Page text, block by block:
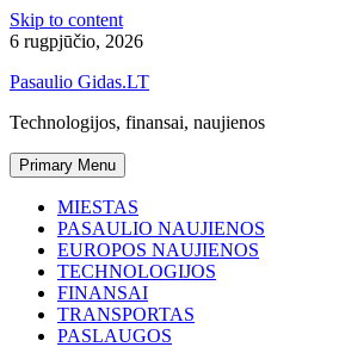
Skip to content
6 rugpjūčio, 2026
Pasaulio Gidas.LT
Technologijos, finansai, naujienos
Primary Menu
MIESTAS
PASAULIO NAUJIENOS
EUROPOS NAUJIENOS
TECHNOLOGIJOS
FINANSAI
TRANSPORTAS
PASLAUGOS